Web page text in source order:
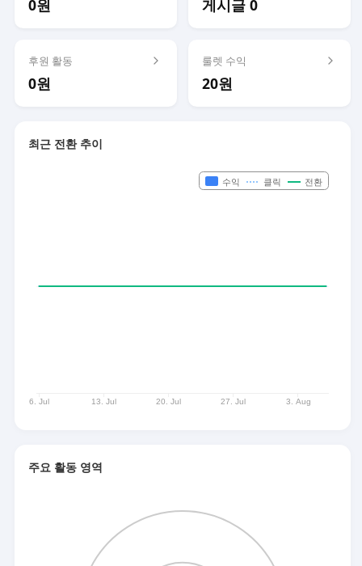
0원 게시글 0
후원 활동
0원
룰렛 수익
20원
최근 전환 추이
주요 활동 영역